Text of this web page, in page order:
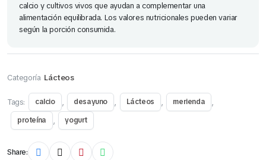
calcio y cultivos vivos que ayudan a complementar una
alimentación equilibrada. Los valores nutricionales pueden variar
según la porción consumida.
Categoría Lácteos
Tags: calcio , desayuno , Lácteos , merienda ,
proteína , yogurt
Share: